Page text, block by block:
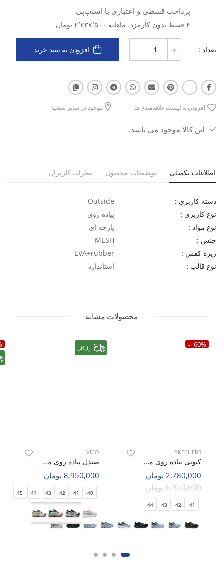
نوع محصول: صندل پیاده‌روی مردانه
نوع کاربری: پیاده‌روی
جنس رویه: پارچه مش (MESH)
نوع قالب: استاندارد
مناسب برای: پیاده‌روی، سفر، طبیعت‌گردی و استفاده روزمره در فصول
پرداخت قسطی و اعتباری با اسنپ‌پی
۴ قسط بدون کارمزد، ماهانه ۲٬۲۳۷٬۵۰۰ تومان
تعداد : افزودن به سبد خرید
افزودن به لیست علاقه‌مندی ها موجود در سایر شعب
این کالا موجود می باشد.
اطلاعات تکمیلی توضیحات محصول نظرات کاربران
دسته کاربری : Outside
نوع کاربری : پیاده روی
نوع مواد : پارچه ای
جنس : MESH
زیره کفش : EVA+rubber
نوع قالب : استاندارد
محصولات مشابه
60%
SKECHERS
کتونی پیاده روی مردانه اسکیچرز Skechers GO Run M
2,780,000 تومان
6,950,000 تومان
41
42
43
44
رایگان
VICO
صندل پیاده روی مردانه ویکو Vico R1028 M
8,950,000 تومان
40
41
42
43
44
45